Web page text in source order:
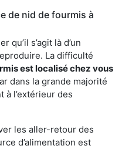
de nid de fourmis à
qu’il s’agit là d’un
La difficulté
est localisé chez vous
dans la grande majorité
à l’extérieur des
les aller-retour des
d’alimentation est